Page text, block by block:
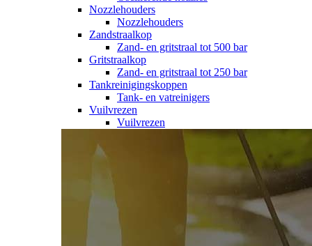
Nozzlehouders
Nozzlehouders
Zandstraalkop
Zand- en gritstraal tot 500 bar
Gritstraalkop
Zand- en gritstraal tot 250 bar
Tankreinigingskoppen
Tank- en vatreinigers
Vuilvrezen
Vuilvrezen